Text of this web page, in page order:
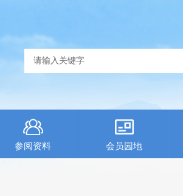
参阅资料 会员园地